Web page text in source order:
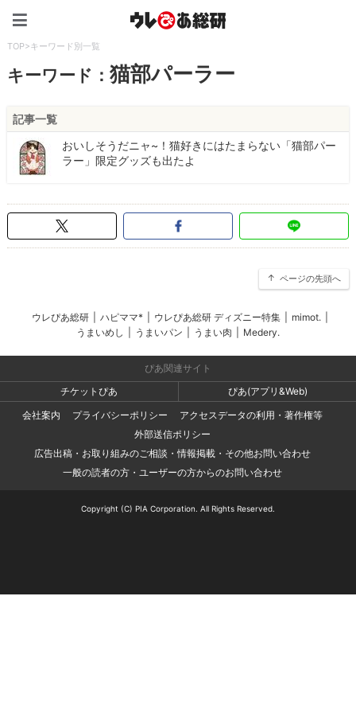
TOP>キーワード別一覧
キーワード：猫部パーラー
記事一覧
おいしそうだニャ~！猫好きにはたまらない「猫部パー
ラー」限定グッズも出たよ
ページの先頭へ
ウレぴあ総研 ハピママ* ウレぴあ総研 ディズニー特集 mimot.
うまいめし
うまいパン うまい肉 Medery.
ぴあ関連サイト
チケットぴあ
ぴあ(アプリ&Web)
会社案内
プライバシーポリシー
アクセスデータの利用・著作権等
外部送信ポリシー
広告出稿・お取り組みのご相談・情報掲載・その他お問い合わせ
一般の読者の方・ユーザーの方からのお問い合わせ
Copyright (C) PIA Corporation. All Rights Reserved.